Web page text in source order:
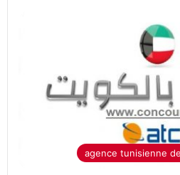
agence tunisienne